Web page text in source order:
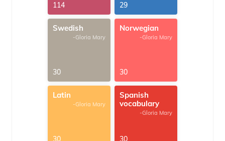
114 29
Swedish
-Gloria Mary
30
Norwegian
-Gloria Mary
30
Latin
-Gloria Mary
30
Spanish
vocabulary
-Gloria Mary
30